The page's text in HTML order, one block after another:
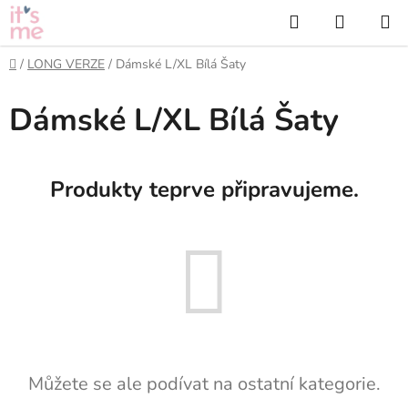
Přejít
na
obsah
Hledat
KOŠÍK
Domů
/ LONG VERZE / Dámské L/XL Bílá Šaty
Dámské L/XL Bílá Šaty
Produkty teprve připravujeme.
Můžete se ale podívat na ostatní kategorie.